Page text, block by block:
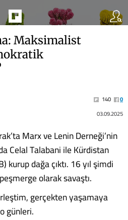
Maksimalist
140
0
03.09.2025
Marx ve Lenin Derneği’nin
Celal Talabani ile Kürdistan
kurup dağa çıktı. 16 yıl şimdi
olarak savaştı.
gerçekten yaşamaya
günleri.